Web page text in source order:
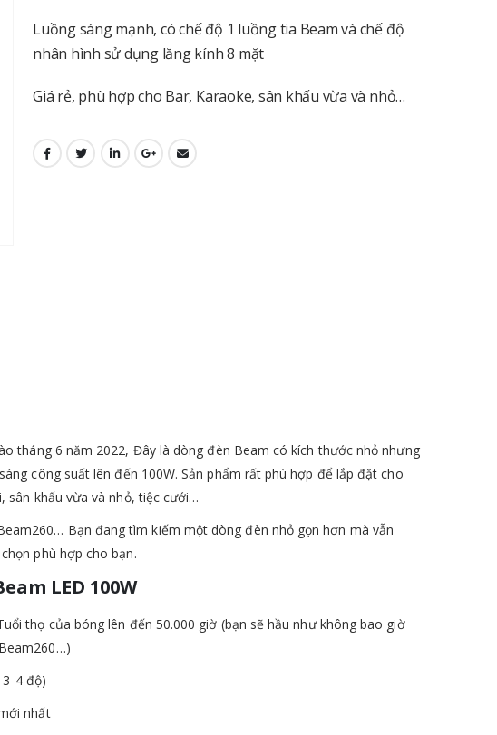
Luồng sáng mạnh, có chế độ 1 luồng tia Beam và chế độ
nhân hình sử dụng lăng kính 8 mặt
Giá rẻ, phù hợp cho Bar, Karaoke, sân khấu vừa và nhỏ…
tháng 6 năm 2022, Đây là dòng đèn Beam có kích thước nhỏ nhưng
công suất lên đến 100W. Sản phẩm rất phù hợp để lắp đặt cho
sân khấu vừa và nhỏ, tiệc cưới…
Bạn đang tìm kiếm một dòng đèn nhỏ gọn hơn mà vẫn
phù hợp cho bạn.
LED 100W
thọ của bóng lên đến 50.000 giờ (bạn sẽ hầu như không bao giờ
4 độ)
nhất